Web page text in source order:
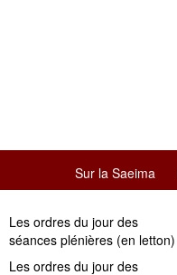
Sur la Saeima
Les ordres du jour des
séances plénières (en letton)
Les ordres du jour des